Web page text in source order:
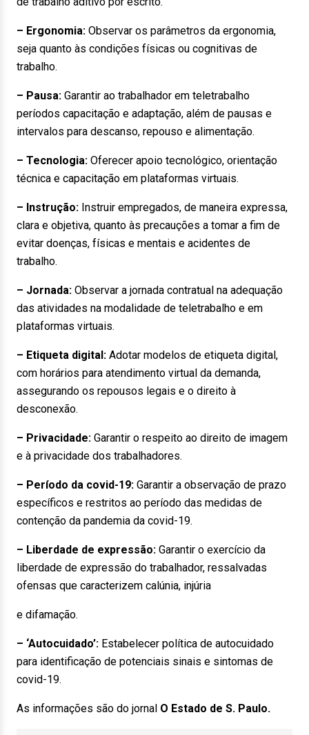
– Ergonomia: Observar os parâmetros da ergonomia,
seja quanto às condições físicas ou cognitivas de
trabalho.
– Pausa: Garantir ao trabalhador em teletrabalho
períodos capacitação e adaptação, além de pausas e
intervalos para descanso, repouso e alimentação.
– Tecnologia: Oferecer apoio tecnológico, orientação
técnica e capacitação em plataformas virtuais.
– Instrução: Instruir empregados, de maneira expressa,
clara e objetiva, quanto às precauções a tomar a fim de
evitar doenças, físicas e mentais e acidentes de
trabalho.
– Jornada: Observar a jornada contratual na adequação
das atividades na modalidade de teletrabalho e em
plataformas virtuais.
– Etiqueta digital: Adotar modelos de etiqueta digital,
com horários para atendimento virtual da demanda,
assegurando os repousos legais e o direito à
desconexão.
– Privacidade: Garantir o respeito ao direito de imagem
e à privacidade dos trabalhadores.
– Período da covid-19: Garantir a observação de prazo
específicos e restritos ao período das medidas de
contenção da pandemia da covid-19.
– Liberdade de expressão: Garantir o exercício da
liberdade de expressão do trabalhador, ressalvadas
ofensas que caracterizem calúnia, injúria
e difamação.
– ‘Autocuidado’: Estabelecer política de autocuidado
para identificação de potenciais sinais e sintomas de
covid-19.
As informações são do jornal O Estado de S. Paulo.